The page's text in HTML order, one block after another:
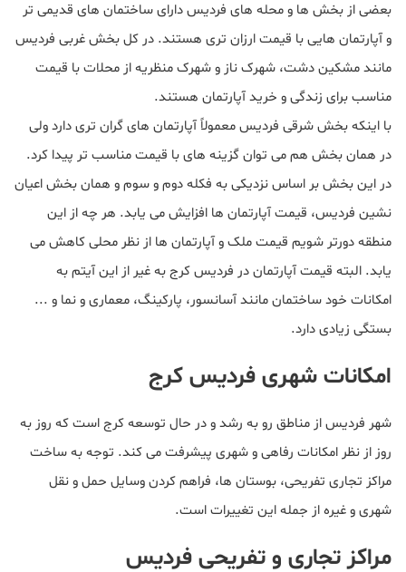
بعضی از بخش ها و محله های فردیس دارای ساختمان های قدیمی تر
و آپارتمان هایی با قیمت ارزان تری هستند. در کل بخش غربی فردیس
مانند مشکین دشت، شهرک ناز و شهرک منظریه از محلات با قیمت
مناسب برای زندگی و خرید آپارتمان هستند.
با اینکه بخش شرقی فردیس معمولاً آپارتمان های گران تری دارد ولی
در همان بخش هم می توان گزینه های با قیمت مناسب تر پیدا کرد.
در این بخش بر اساس نزدیکی به فکله دوم و سوم و همان بخش اعیان
نشین فردیس، قیمت آپارتمان ها افزایش می یابد. هر چه از این
منطقه دورتر شویم قیمت ملک و آپارتمان ها از نظر محلی کاهش می
یابد. البته قیمت آپارتمان در فردیس کرج به غیر از این آیتم به
امکانات خود ساختمان مانند آسانسور، پارکینگ، معماری و نما و ...
بستگی زیادی دارد.
امکانات شهری فردیس کرج
شهر فردیس از مناطق رو به رشد و در حال توسعه کرج است که روز به
روز از نظر امکانات رفاهی و شهری پیشرفت می کند. توجه به ساخت
مراکز تجاری تفریحی، بوستان ها، فراهم کردن وسایل حمل و نقل
شهری و غیره از جمله این تغییرات است.
مراکز تجاری و تفریحی فردیس